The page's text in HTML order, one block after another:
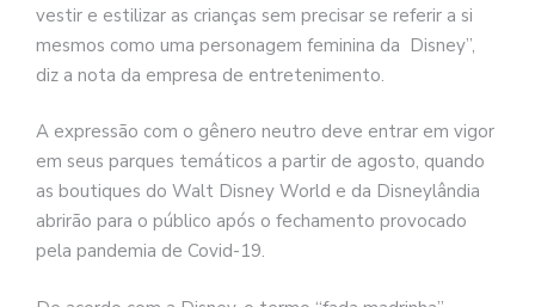
vestir e estilizar as crianças sem precisar se referir a si
mesmos como uma personagem feminina da Disney”,
diz a nota da empresa de entretenimento.
A expressão com o gênero neutro deve entrar em vigor
em seus parques temáticos a partir de agosto, quando
as boutiques do Walt Disney World e da Disneylândia
abrirão para o público após o fechamento provocado
pela pandemia de Covid-19.